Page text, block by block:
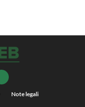
Note legali